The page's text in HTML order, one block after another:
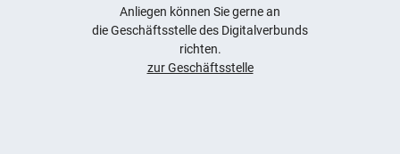
Anliegen können Sie gerne an
die Geschäftsstelle des Digitalverbunds
richten.
zur Geschäftsstelle